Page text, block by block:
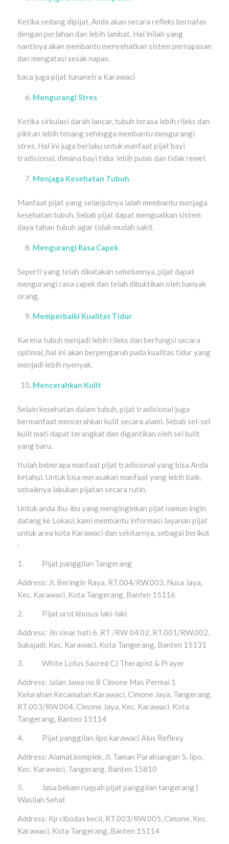
Ketika sedang dipijat, Anda akan secara refleks bernafas
dengan perlahan dan lebih lambat. Hal inilah yang
nantinya akan membantu menyehatkan sistem pernapasan
dan mengatasi sesak napas.
baca juga pijat tunanetra Karawaci
Mengurangi Stres
Ketika sirkulasi darah lancar, tubuh terasa lebih rileks dan
pikiran lebih tenang sehingga membantu mengurangi
stres. Hal ini juga berlaku untuk manfaat pijat bayi
tradisional, dimana bayi tidur lebih pulas dan tidak rewel.
Menjaga Kesehatan Tubuh
Manfaat pijat yang selanjutnya ialah membantu menjaga
kesehatan tubuh. Sebab pijat dapat menguatkan sistem
daya tahan tubuh agar tidak mudah sakit.
Mengurangi Rasa Capek
Seperti yang telah dikatakan sebelumnya, pijat dapat
mengurangi rasa capek dan telah dibuktikan oleh banyak
orang.
Memperbaiki Kualitas Tidur
Karena tubuh menjadi lebih rileks dan berfungsi secara
optimal, hal ini akan berpengaruh pada kualitas tidur yang
menjadi lebih nyenyak.
Mencerahkan Kulit
Selain kesehatan dalam tubuh, pijat tradisional juga
bermanfaat mencerahkan kulit secara alami. Sebab sel-sel
kulit mati dapat terangkat dan digantikan oleh sel kulit
yang baru.
Itulah beberapa manfaat pijat tradisional yang bisa Anda
ketahui. Untuk bisa merasakan manfaat yang lebih baik,
sebaiknya lakukan pijatan secara rutin.
Untuk anda ibu-ibu yang menginginkan pijat namun ingin
datang ke Lokasi, kami membantu informasi layanan pijat
untuk area kota Karawaci dan sekitarnya, sebagai berikut
:
1. Pijat panggilan Tangerang
Address: Jl. Beringin Raya, RT.004/RW.003, Nusa Jaya,
Kec. Karawaci, Kota Tangerang, Banten 15116
2. Pijat urut khusus laki-laki
Address: Jln sinar hati 6 .RT /RW 04.02, RT.001/RW.002,
Sukajadi, Kec. Karawaci, Kota Tangerang, Banten 15131
3. White Lotus Sacred CJ Therapist & Prayer
Address: Jalan Jawa no 8 Cimone Mas Permai 1
Kelurahan Kecamatan Karawaci, Cimone Jaya, Tangerang,
RT.003/RW.004, Cimone Jaya, Kec. Karawaci, Kota
Tangerang, Banten 15114
4. Pijat panggilan lipo karawaci Alus Reflexy
Address: Alamat.komplek, Jl. Taman Parahiangan 5, lipo,
Kec. Karawaci, Tangerang, Banten 15810
5. Jasa bekam ruqyah pijat panggilan tangerang |
Wasilah Sehat
Address: Kp cibodas kecil, RT.003/RW.005, Cimone, Kec.
Karawaci, Kota Tangerang, Banten 15114